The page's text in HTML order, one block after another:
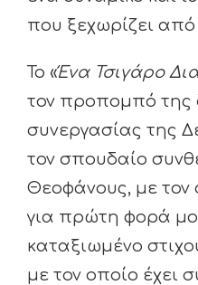
που ξεχωρίζει
Το «Ένα Τσιγάρο
τον προπομπό της
συνεργασίας της
τον σπουδαίο
Θεοφάνους, με τον
για πρώτη φορά
καταξιωμένο
με τον οποίο έχει